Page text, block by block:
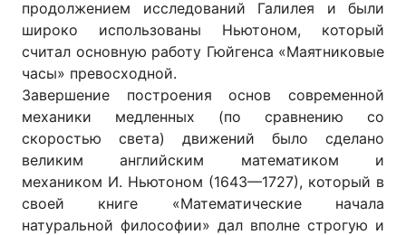
продолжением исследований Галилея и были
широко использованы Ньютоном, который
считал основную работу Гюйгенса «Маятниковые
часы» превосходной.
Завершение построения основ современной
механики медленных (по сравнению со
скоростью света) движений было сделано
великим английским математиком и
механиком И. Ньютоном (1643—1727), который в
своей книге «Математические начала
натуральной философии» дал вполне строгую и